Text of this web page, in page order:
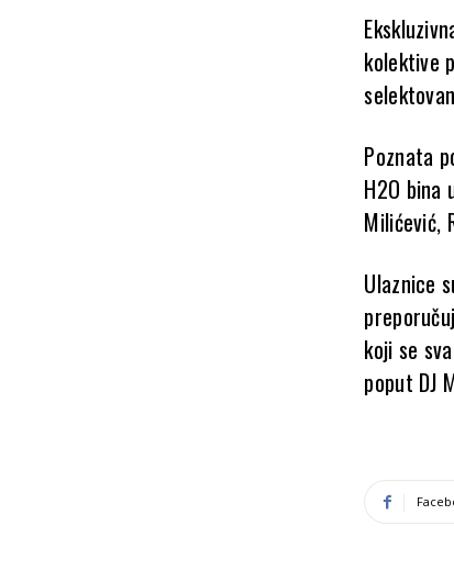
kolektive
Poznata
H2O bina
Milićević,
Ulaznice
koji se
poput DJ